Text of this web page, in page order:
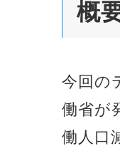
概
今回の
働省が
働人口